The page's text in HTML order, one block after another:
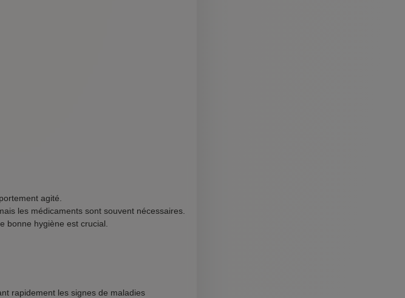
agité.
les médicaments sont souvent nécessaires.
bonne hygiène est crucial.
rapidement les signes de maladies